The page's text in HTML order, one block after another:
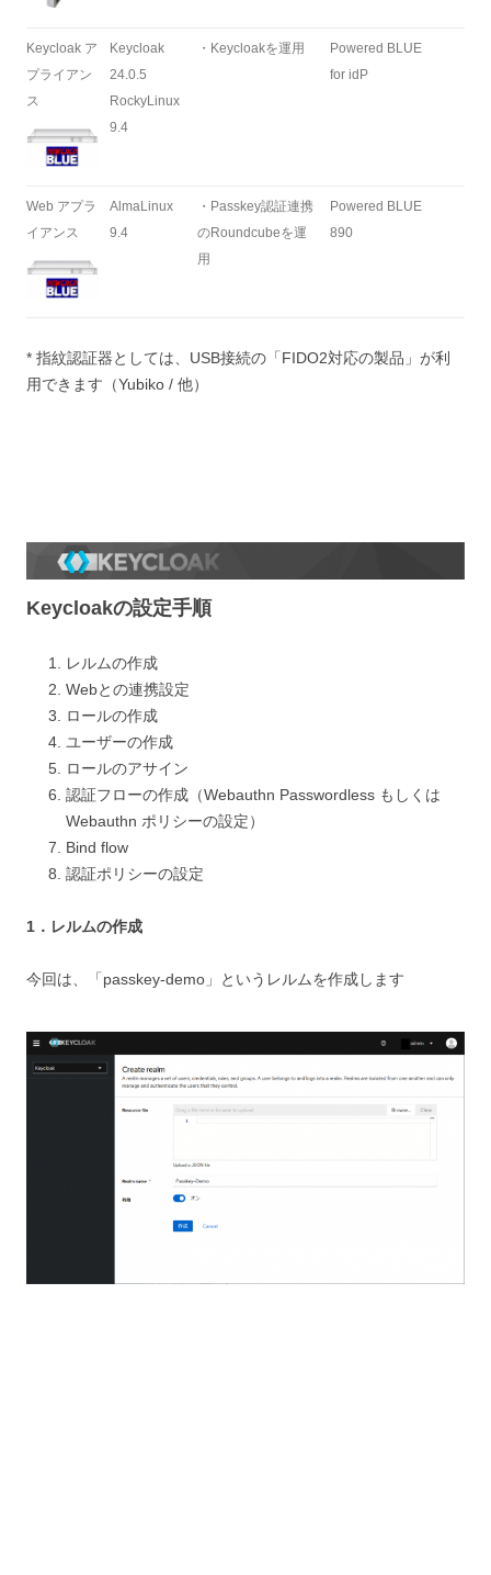
Keycloak ア
プライアン
ス
Keycloak
24.0.5
RockyLinux
9.4
・Keycloakを運用
Powered BLUE
for idP
Web アプラ
イアンス
AlmaLinux
9.4
・Passkey認証連携
のRoundcubeを運
用
Powered BLUE
890
* 指紋認証器としては、USB接続の「FIDO2対応の製品」が利
用できます（Yubiko / 他）
Keycloakの設定手順
レルムの作成
Webとの連携設定
ロールの作成
ユーザーの作成
ロールのアサイン
認証フローの作成（Webauthn Passwordless もしくは
Webauthn ポリシーの設定）
Bind flow
認証ポリシーの設定
1．レルムの作成
今回は、「passkey-demo」というレルムを作成します